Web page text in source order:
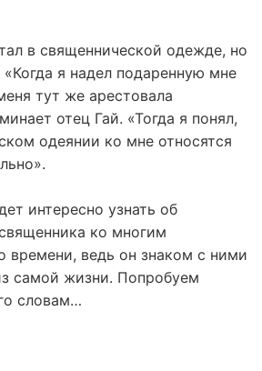
в священнической одежде, но
я надел подаренную мне
тут же арестовала
отец Гай. «Тогда я понял,
одеянии ко мне относятся
интересно узнать об
ко многим
времени, ведь он знаком с ними
самой жизни. Попробуем